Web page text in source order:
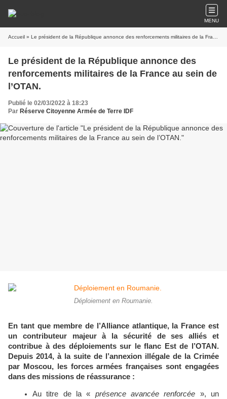
MENU
Accueil » Le président de la République annonce des renforcements militaires de la France au sein de l’OTAN.
Le président de la République annonce des
renforcements militaires de la France au sein de
l’OTAN.
Publié le 02/03/2022 à 18:23
Par Réserve Citoyenne Armée de Terre IDF
Déploiement en Roumanie.
En tant que membre de l’Alliance atlantique, la France est
un contributeur majeur à la sécurité de ses alliés et
contribue à des déploiements sur le flanc Est de l’OTAN.
Depuis 2014, à la suite de l’annexion illégale de la Crimée
par Moscou, les forces armées françaises sont engagées
dans des missions de réassurance :
Au titre de la « présence avancée renforcée », un